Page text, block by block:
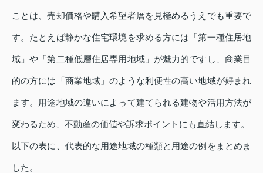
ことは、売却価格や購入希望者層を見極めるうえでも重要で
す。たとえば静かな住宅環境を求める方には「第一種住居地
域」や「第二種低層住居専用地域」が魅力的ですし、商業目
的の方には「商業地域」のような利便性の高い地域が好まれ
ます。用途地域の違いによって建てられる建物や活用方法が
変わるため、不動産の価値や訴求ポイントにも直結します。
以下の表に、代表的な用途地域の種類と用途の例をまとめま
した。